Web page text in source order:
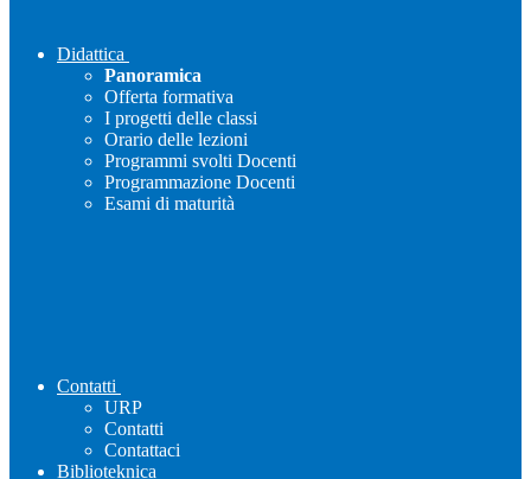
Didattica
Panoramica
Offerta formativa
I progetti delle classi
Orario delle lezioni
Programmi svolti Docenti
Programmazione Docenti
Esami di maturità
Contatti
URP
Contatti
Contattaci
Biblioteknica